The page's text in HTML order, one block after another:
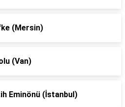
(Mersin)
(Van)
Eminönü (İstanbul)